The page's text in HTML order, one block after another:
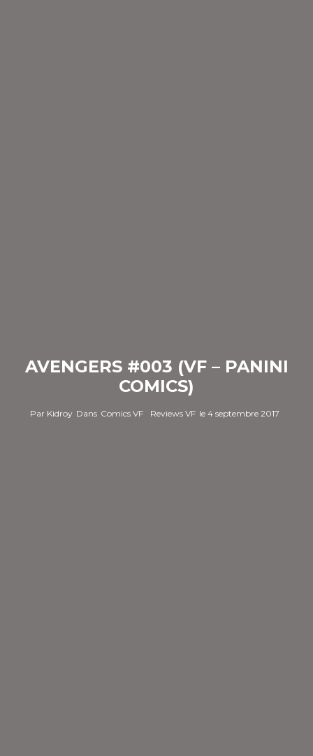
AVENGERS #003 (VF – PANINI
COMICS)
Par Kidroy Dans Comics VF Reviews VF le 4 septembre 2017